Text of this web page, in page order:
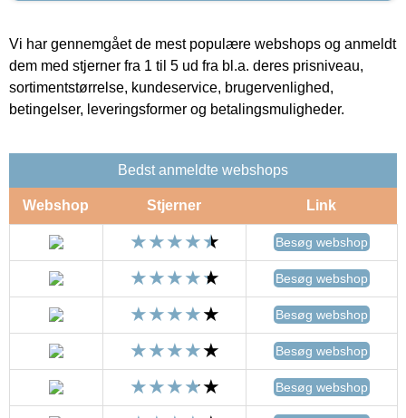
Vi har gennemgået de mest populære webshops og anmeldt
dem med stjerner fra 1 til 5 ud fra bl.a. deres prisniveau,
sortimentstørrelse, kundeservice, brugervenlighed,
betingelser, leveringsformer og betalingsmuligheder.
Bedst anmeldte webshops
Webshop Stjerner Link
Besøg webshop
Besøg webshop
Besøg webshop
Besøg webshop
Besøg webshop